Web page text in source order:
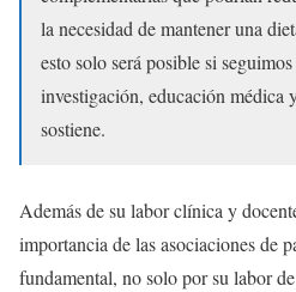
la necesidad de mantener una
esto solo será posible si
investigación, educación médica
sostiene.
Además de su labor clínica y
importancia de las asociaciones de
fundamental, no solo por su labor